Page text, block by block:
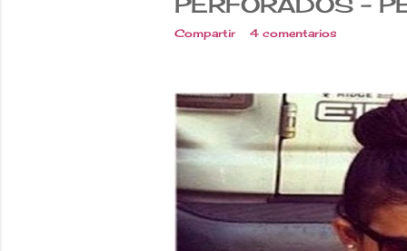
Compartir 4 comentarios